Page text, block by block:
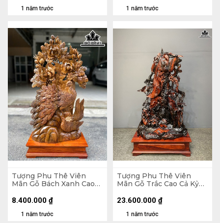
1 năm trước 1 năm trước
Tượng Phu Thê Viên
Mãn Gỗ Bách Xanh Cao
(cm) - Kỷ Cao 10 (cm)
1 năm trước
8.400.000 ₫
Tượng Phu Thê Viên
Mãn Gỗ Trắc Cao Cả Kỷ
- Kỷ Cao 20 (cm)
1 năm trước
23.600.000 ₫